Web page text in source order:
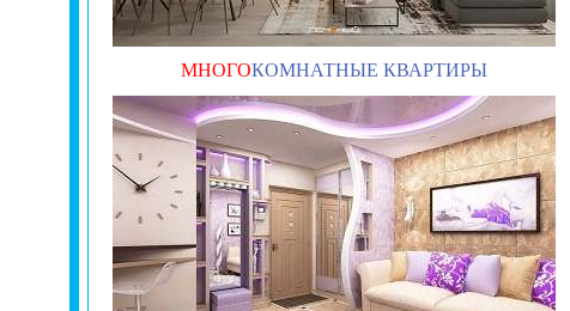
МНОГОКОМНАТНЫЕ КВАРТИРЫ